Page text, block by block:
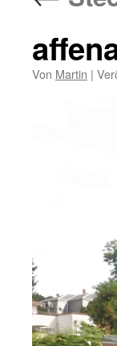
Von Martin |